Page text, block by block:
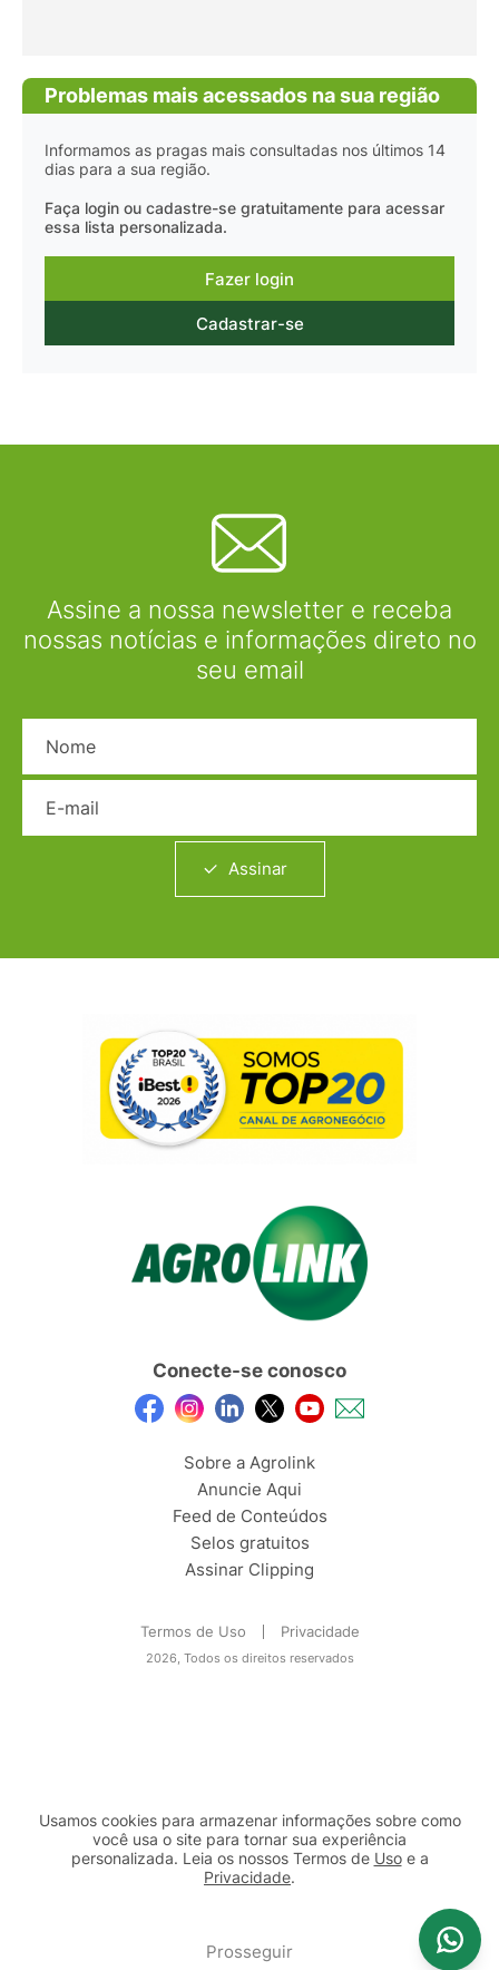
Problemas mais acessados na sua região
Informamos as pragas mais consultadas nos últimos 14
dias para a sua região.
Faça login ou cadastre-se gratuitamente para acessar
essa lista personalizada.
Fazer login
Cadastrar-se
Assine a nossa newsletter e receba
nossas notícias e informações direto no
seu email
Assinar
Conecte-se conosco
Sobre a Agrolink
Anuncie Aqui
Feed de Conteúdos
Selos gratuitos
Assinar Clipping
Termos de Uso Privacidade
2026, Todos os direitos reservados
Usamos cookies para armazenar informações sobre como
você usa o site para tornar sua experiência
personalizada. Leia os nossos Termos de Usoe a
Privacidade.
Prosseguir